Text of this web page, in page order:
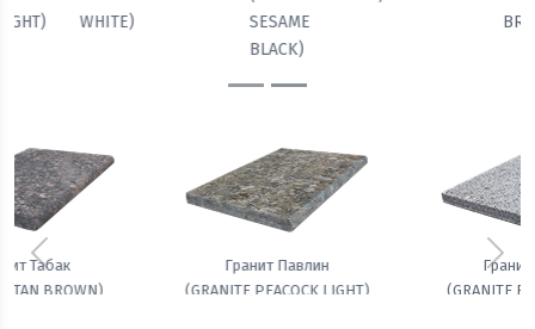
BROWN)
WHITE)
SESAME
(GRANITE BELLA WHITE)
Амфиболит гранатовый
Предыдущий